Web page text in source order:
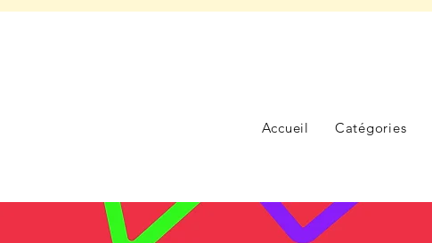
Accueil Catégories